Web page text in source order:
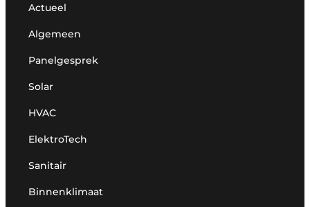
Actueel
Algemeen
Panelgesprek
Solar
HVAC
ElektroTech
Sanitair
Binnenklimaat